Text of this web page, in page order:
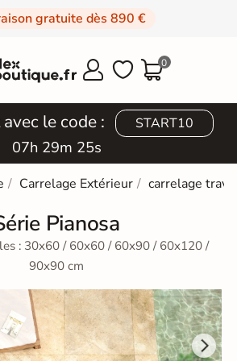
gratuite dès 890 €
  0
le code : START10
07h 29m 23s
Carrelage Extérieur carrelage
Pianosa
: 30x60 / 60x60 / 60x90 / 60x120 /
90x90 cm